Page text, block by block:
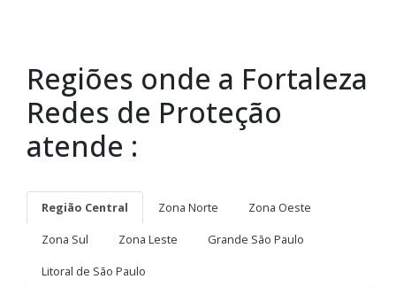
Regiões onde a Fortaleza
Redes de Proteção
atende :
Região Central Zona Norte
Zona Oeste
Zona Sul
Zona Leste
Grande São Paulo
Litoral de São Paulo